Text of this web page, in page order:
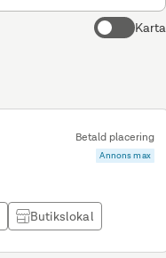
Karta
Betald placering
Annons max
Butikslokal